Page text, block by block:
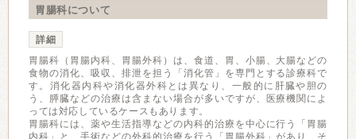
胃腸科について
詳細
胃腸科（胃腸内科、胃腸外科）は、食道、胃、小腸、大腸などの
食物の消化、吸収、排泄を担う「消化管」を専門とする診療科で
す。消化器内科や消化器外科とは異なり、一般的に肝臓や胆の
う、膵臓などの治療は含まない場合が多いですが、医療機関によ
っては対応しているケースもあります。
胃腸科には、薬や生活指導などの内科的治療を中心に行う「胃腸
内科」と、手術などの外科的治療を行う「胃腸外科」があり、そ